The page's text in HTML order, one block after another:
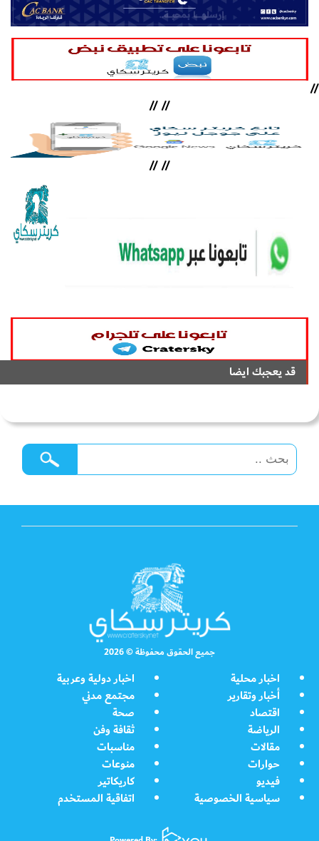
//
//
//
//
//
قد يعجبك ايضا
جميع الحقوق محفوظة © 2026
اخبار محلية
اخبار دولية وعربية
أخبار وتقارير
مجتمع مدني
اقتصاد
صحة
الرياضة
ثقافة وفن
مقالات
مناسبات
حوارات
منوعات
فيديو
كاريكاتير
سياسية الخصوصية
اتفاقية المستخدم